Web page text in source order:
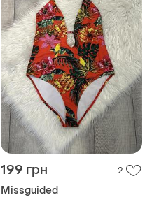
199 грн 2
Missguided